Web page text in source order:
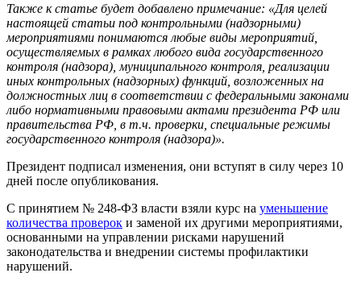
Также к статье будет добавлено примечание: «Для целей
настоящей статьи под контрольными (надзорными)
мероприятиями понимаются любые виды мероприятий,
осуществляемых в рамках любого вида государственного
контроля (надзора), муниципального контроля, реализации
иных контрольных (надзорных) функций, возложенных на
должностных лиц в соответствии с федеральными законами
либо нормативными правовыми актами президента РФ или
правительства РФ, в т.ч. проверки, специальные режимы
государственного контроля (надзора)».
Президент подписал изменения, они вступят в силу через 10
дней после опубликования.
С принятием № 248-ФЗ власти взяли курс на уменьшение
количества проверок и заменой их другими мероприятиями,
основанными на управлении рисками нарушений
законодательства и внедрении системы профилактики
нарушений.